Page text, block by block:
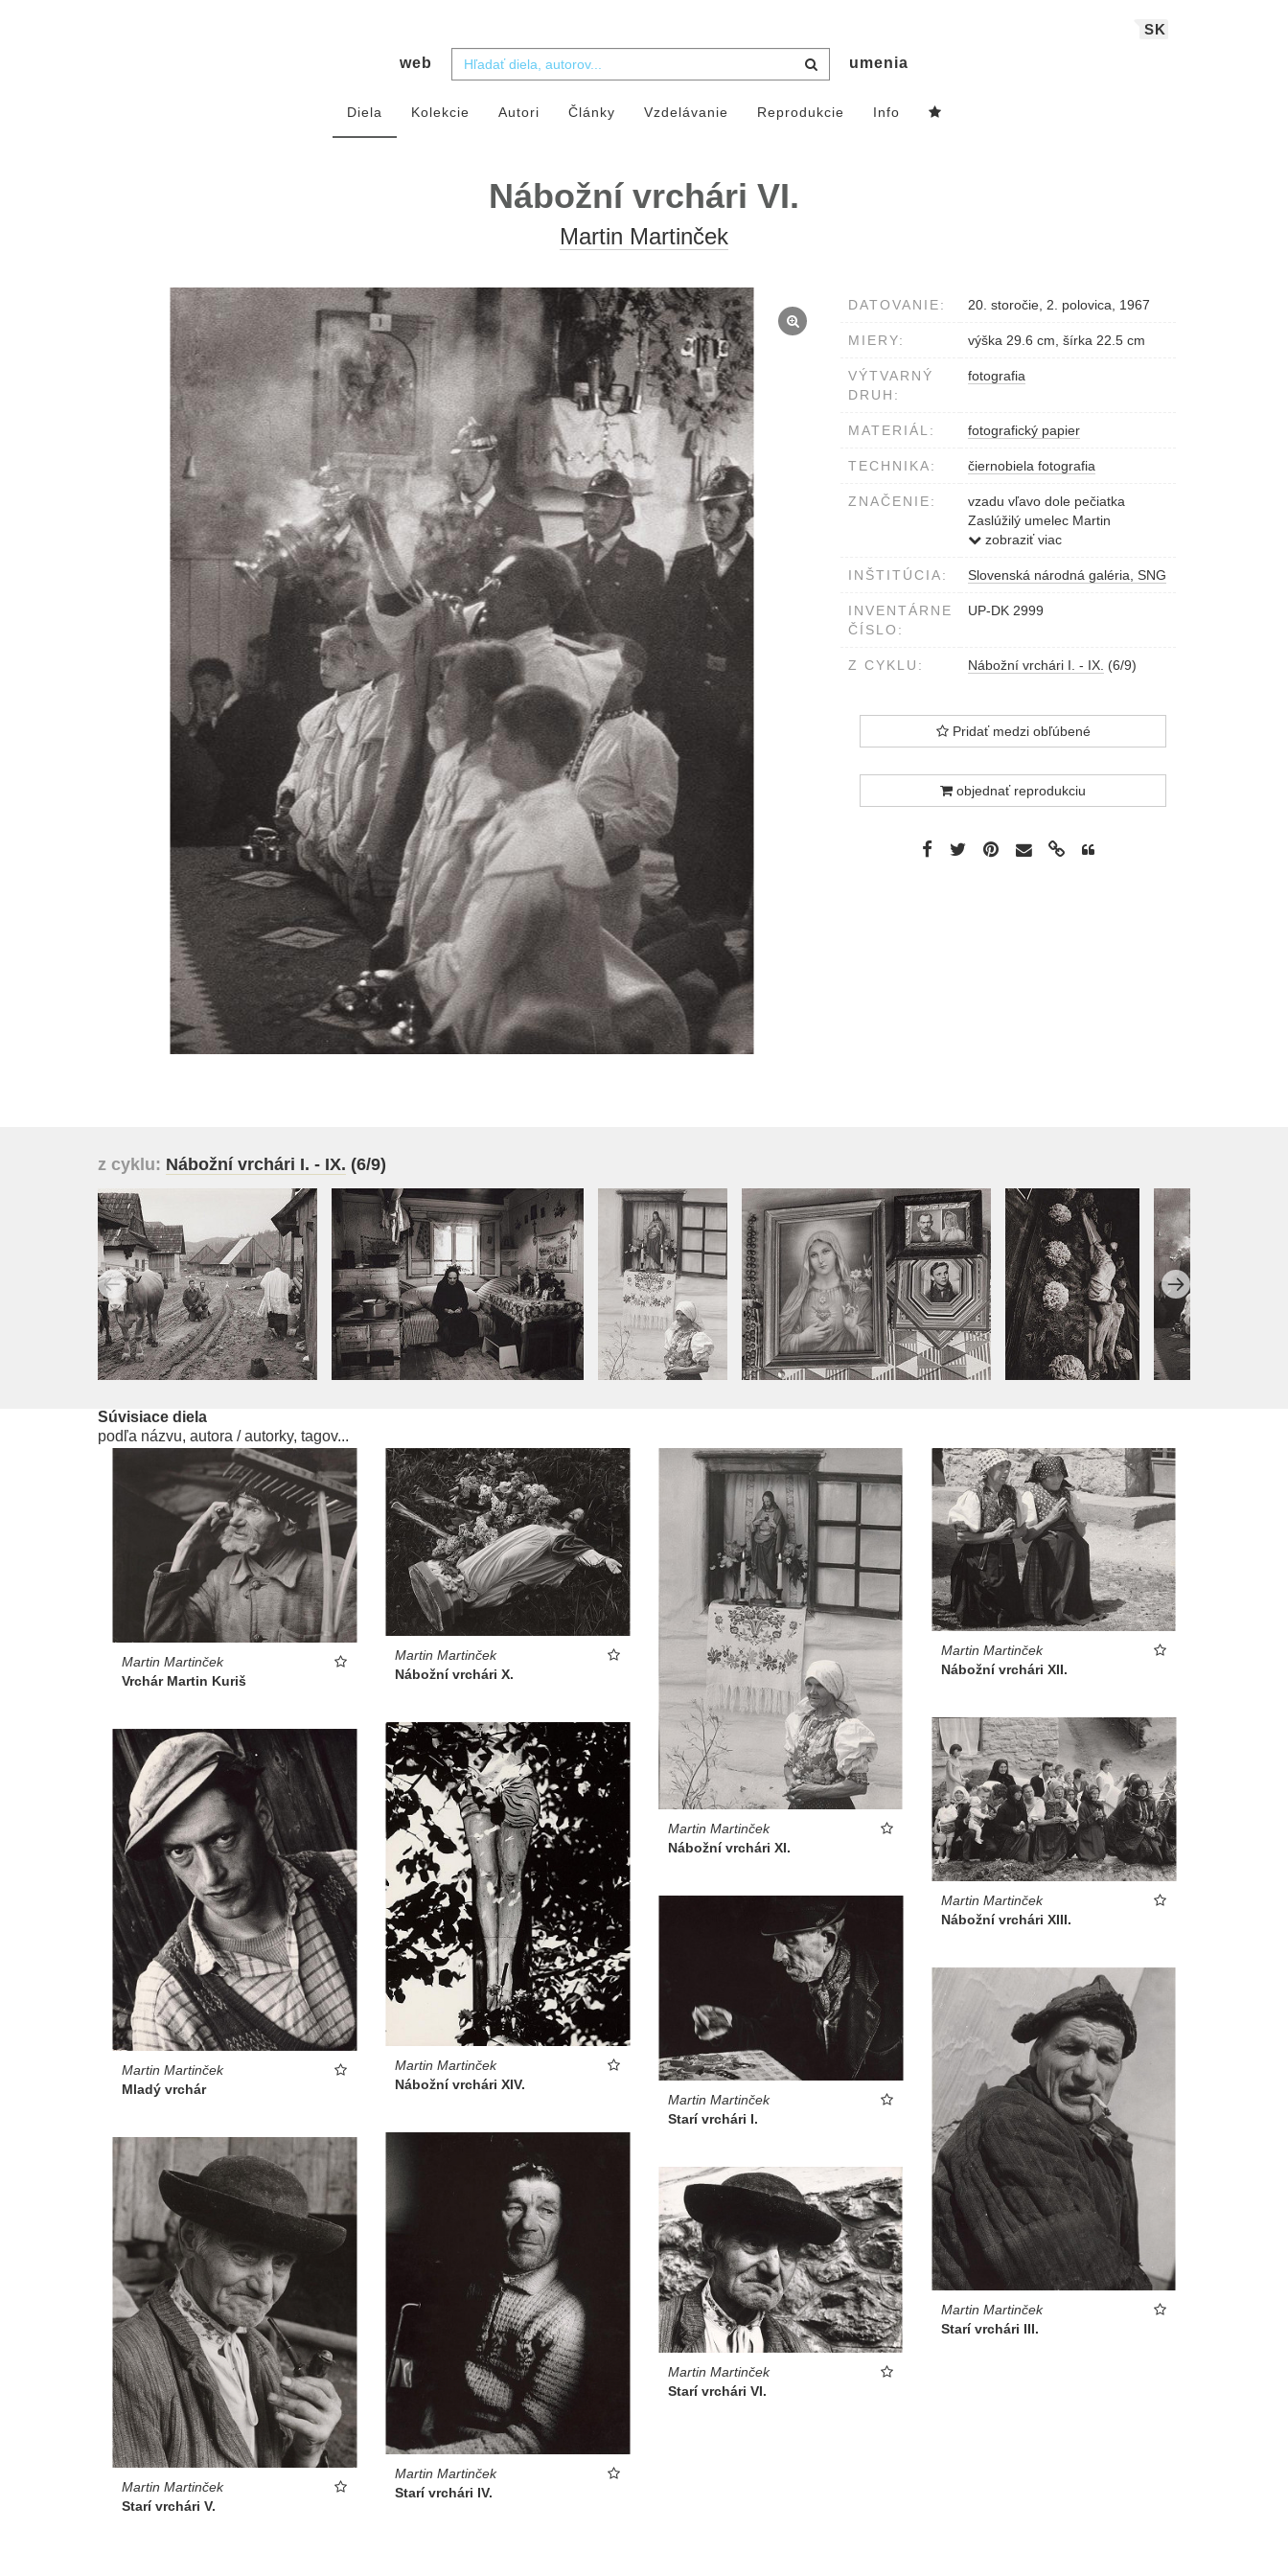
SK
web umenia
Diela Kolekcie Autori Články Vzdelávanie Reprodukcie Info
Nábožní vrchári VI.
Martin Martinček
DATOVANIE: 20. storočie, 2. polovica, 1967
MIERY: výška 29.6 cm, šírka 22.5 cm
VÝTVARNÝ
DRUH:
fotografia
MATERIÁL: fotografický papier
TECHNIKA: čiernobiela fotografia
ZNAČENIE:
vzadu vľavo dole pečiatka
Zaslúžilý umelec Martin
Martinček, fotograf-výtvarník,
zobraziť viac
INŠTITÚCIA: Slovenská národná galéria, SNG
INVENTÁRNE
ČÍSLO:
UP-DK 2999
Z CYKLU: Nábožní vrchári I. - IX. (6/9)
Pridať medzi obľúbené
objednať reprodukciu
z cyklu: Nábožní vrchári I. - IX. (6/9)
Súvisiace diela
podľa názvu, autora / autorky, tagov...
Martin Martinček
Vrchár Martin Kuriš
Martin Martinček
Nábožní vrchári X.
Martin Martinček
Nábožní vrchári XI.
Martin Martinček
Nábožní vrchári XII.
Martin Martinček
Nábožní vrchári XIII.
Martin Martinček
Nábožní vrchári XIV.
Martin Martinček
Mladý vrchár
Martin Martinček
Starí vrchári I.
Martin Martinček
Starí vrchári III.
Martin Martinček
Starí vrchári IV.
Martin Martinček
Starí vrchári V.
Martin Martinček
Starí vrchári VI.